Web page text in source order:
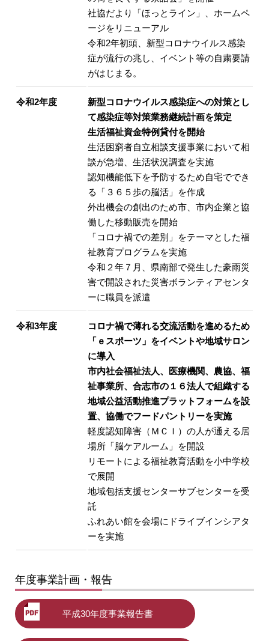
社協だより「ほっとライン」、ホームペ
ージをリニューアル
令和2年初頭、新型コロナウイルス感染
症が流行の兆し、イベント等の自粛要請
がはじまる。
令和2年度
新型コロナウイルス感染症への対策とし
て感染症等対策業務継続計画を策定
生活福祉資金特例貸付を開始
生活困窮者自立相談支援事業において相
談が急増、生活状況調査を実施
認知機能低下を予防するため自宅ででき
る「３６５歩の脳活」を作成
外出機会の創出のため市、市内企業と協
働した移動販売を開始
「コロナ禍での差別」をテーマとした福
祉教育プログラムを実施
令和２年７月、県南部で発生した豪雨災
害で開設された災害ボランティアセンタ
ーに職員を派遣
令和3年度
コロナ禍で薄れる交流活動を進めるため
「ｅスポーツ」をイベントや地域サロン
に導入
市内社会福祉法人、医療機関、農協、福
祉事業所、合志市の１６法人で組織する
地域公益活動推進プラットフォームを設
置、協働でフードパントリーを実施
軽度認知障害（ＭＣＩ）の人が通える居
場所「脳ケアルーム」を開設
リモートによる福祉教育活動を小中学校
で展開
地域包括支援センターサブセンターを受
託
ふれあい館を会場にドライブインシアタ
ーを実施
年度事業計画・報告
平成30年度事業報告書